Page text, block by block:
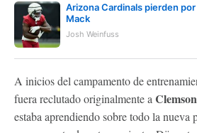
Arizona Cardinals pierden
Mack
Josh Weinfuss
A inicios del campamento de
fuera reclutado originalmente a Clemson
estaba aprendiendo sobre todo la nueva